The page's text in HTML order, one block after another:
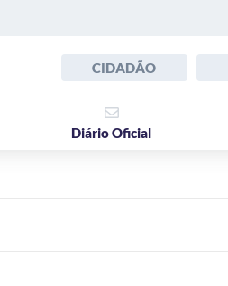
CIDADÃO
Diário Oficial